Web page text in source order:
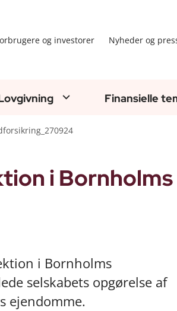
og investorer Nyheder og
Finansielle
i Bornholms
i Bornholms
selskabets opgørelse af
ejendomme.